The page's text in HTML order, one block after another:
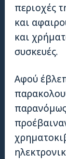
περιοχές
και
και
συσκευές.
Αφού